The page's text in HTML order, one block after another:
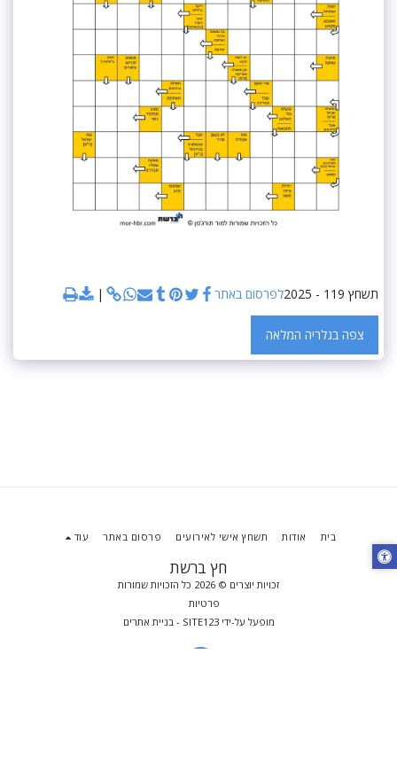
תשחץ 119 - 2025 לפרסום באתר
צפה בגלריה המלאה
חץ ברשת
זכויות יוצרים © 2026 כל הזכויות שמורות
פרטיות
מופעל על-ידיSITE123
- בניית אתרים
בית אודות תשחץ אישי לאירועים פרסום באתר עוד